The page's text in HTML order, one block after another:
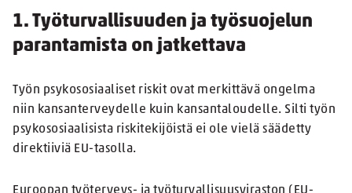
1. Työturvallisuuden ja työsuojelun
parantamista on jatkettava
Työn psykososiaaliset riskit ovat merkittävä ongelma
niin kansanterveydelle kuin kansantaloudelle. Silti työn
psykososiaalisista riskitekijöistä ei ole vielä säädetty
direktiiviä EU-tasolla.